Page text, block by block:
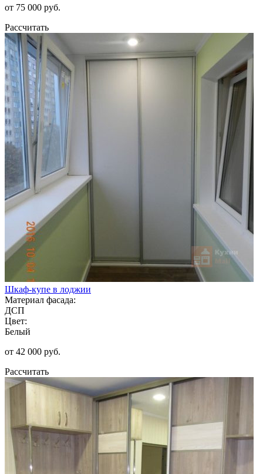
от 75 000 руб.
Рассчитать
Шкаф-купе в лоджии
Материал фасада:
ДСП
Цвет:
Белый
от 42 000 руб.
Рассчитать